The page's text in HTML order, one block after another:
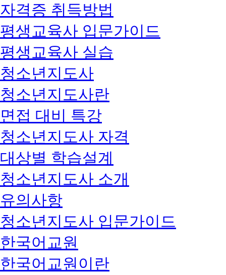
자격증 취득방법
평생교육사 입문가이드
평생교육사 실습
청소년지도사
청소년지도사란
면접 대비 특강
청소년지도사 자격
대상별 학습설계
청소년지도사 소개
유의사항
청소년지도사 입문가이드
한국어교원
한국어교원이란